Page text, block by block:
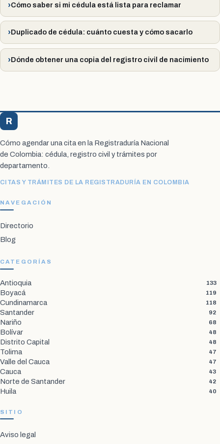
Cómo saber si mi cédula está lista para reclamar
Duplicado de cédula: cuánto cuesta y cómo sacarlo
Dónde obtener una copia del registro civil de nacimiento
R
Cómo agendar una cita en la Registraduría Nacional
de Colombia: cédula, registro civil y trámites por
departamento.
CITAS Y TRÁMITES DE LA REGISTRADURÍA EN COLOMBIA
NAVEGACIÓN
Directorio
Blog
CATEGORÍAS
Antioquia 133
Boyacá 119
Cundinamarca 118
Santander 92
Nariño 68
Bolívar 48
Distrito Capital 48
Tolima 47
Valle del Cauca 47
Cauca 43
Norte de Santander 42
Huila 40
SITIO
Aviso legal